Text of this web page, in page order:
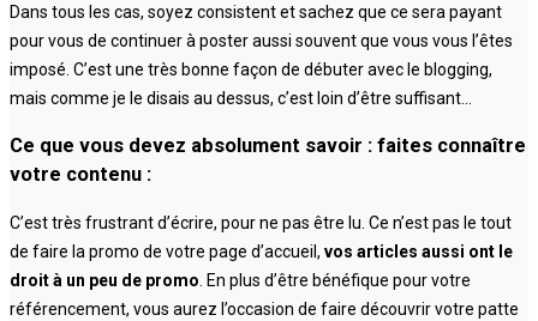
Dans tous les cas, soyez consistent et sachez que ce sera payant
pour vous de continuer à poster aussi souvent que vous vous l’êtes
imposé. C’est une très bonne façon de débuter avec le blogging,
mais comme je le disais au dessus, c’est loin d’être suffisant…
Ce que vous devez absolument savoir : faites connaître
votre contenu :
C’est très frustrant d’écrire, pour ne pas être lu. Ce n’est pas le tout
de faire la promo de votre page d’accueil, vos articles aussi ont le
droit à un peu de promo. En plus d’être bénéfique pour votre
référencement, vous aurez l’occasion de faire découvrir votre patte